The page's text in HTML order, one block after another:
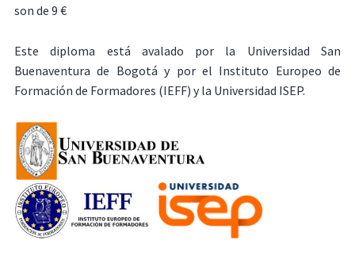
son de 9 €
Este diploma está avalado por la Universidad San
Buenaventura de Bogotá y por el Instituto Europeo de
Formación de Formadores (IEFF) y la Universidad ISEP.